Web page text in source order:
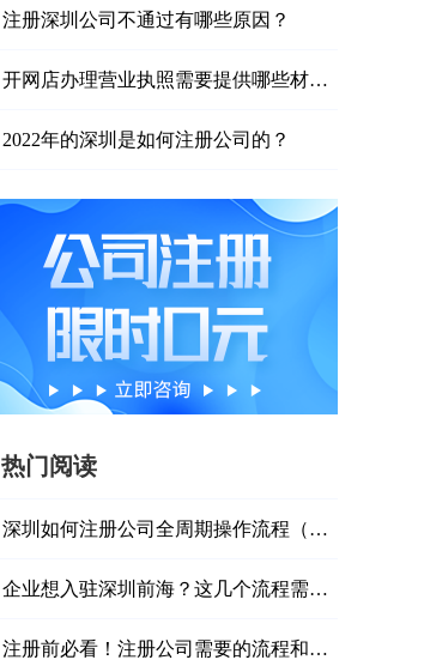
注册深圳公司不通过有哪些原因？
开网店办理营业执照需要提供哪些材料？
2022年的深圳是如何注册公司的？
热门阅读
深圳如何注册公司全周期操作流程（附网址）
企业想入驻深圳前海？这几个流程需要注意
注册前必看！注册公司需要的流程和材料